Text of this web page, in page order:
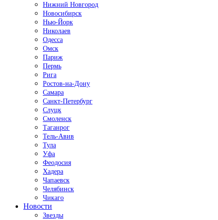
Нижний Новгород
Новосибирск
Нью-Йорк
Николаев
Одесса
Омск
Париж
Пермь
Рига
Ростов-на-Дону
Самара
Санкт-Петербург
Слуцк
Смоленск
Таганрог
Тель-Авив
Тула
Уфа
Феодосия
Хадера
Чапаевск
Челябинск
Чикаго
Новости
Звезды